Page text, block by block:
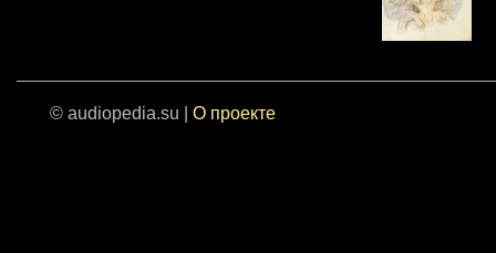
© audiopedia.su | О проекте